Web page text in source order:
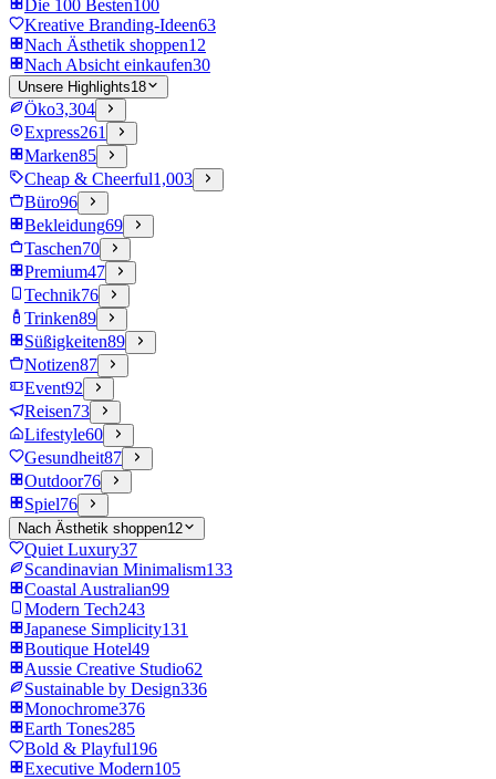
Die 100 Besten100
Kreative Branding-Ideen63
Nach Ästhetik shoppen12
Nach Absicht einkaufen30
Unsere Highlights18
Öko3,304
Express261
Marken85
Cheap & Cheerful1,003
Büro96
Bekleidung69
Taschen70
Premium47
Technik76
Trinken89
Süßigkeiten89
Notizen87
Event92
Reisen73
Lifestyle60
Gesundheit87
Outdoor76
Spiel76
Nach Ästhetik shoppen12
Quiet Luxury37
Scandinavian Minimalism133
Coastal Australian99
Modern Tech243
Japanese Simplicity131
Boutique Hotel49
Aussie Creative Studio62
Sustainable by Design336
Monochrome376
Earth Tones285
Bold & Playful196
Executive Modern105